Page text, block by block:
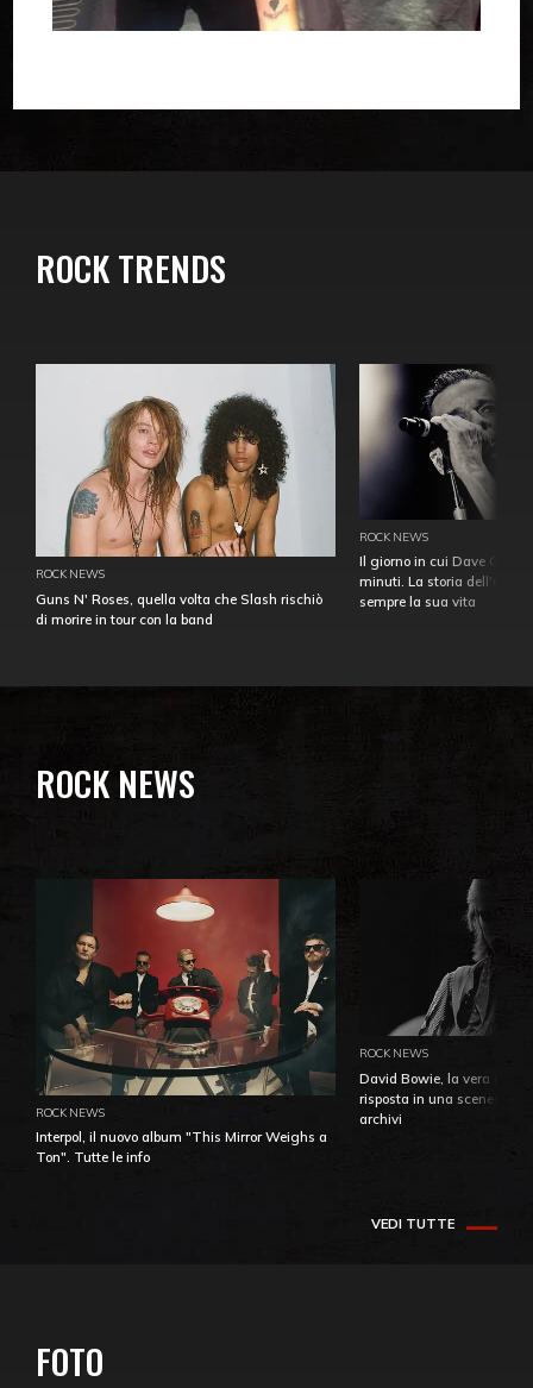
ROCK TRENDS
ROCK NEWS
Guns N' Roses, quella volta che Slash rischiò
di morire in tour con la band
ROCK NEWS
Il giorno in cui Dave
minuti. La storia
sempre la sua vita
ROCK NEWS
ROCK NEWS
Interpol, il nuovo album "This Mirror Weighs a
Ton". Tutte le info
ROCK NEWS
David Bowie, la vera
risposta in una
archivi
VEDI TUTTE
FOTO